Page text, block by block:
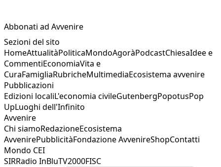
Abbonati ad Avvenire
Sezioni del sito
HomeAttualitàPoliticaMondoAgoràPodcastChiesaIdee e
CommentiEconomiaVita e
CuraFamigliaRubricheMultimediaEcosistema avvenire
Pubblicazioni
Edizioni localiL'economia civileGutenbergPopotusPop
UpLuoghi dell'Infinito
Avvenire
Chi siamoRedazioneEcosistema
AvvenirePubblicitàFondazione AvvenireShopContatti
Mondo CEI
SIRRadio InBluTV2000FISC